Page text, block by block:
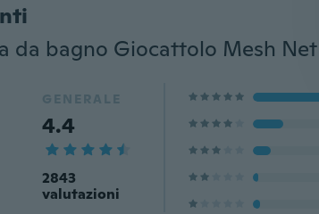
GENERALE
4.4
2843
valutazioni